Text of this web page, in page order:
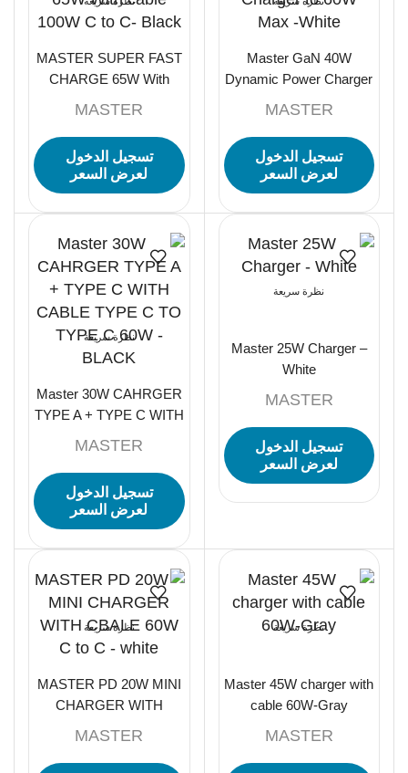
Master GaN 40W
Dynamic Power Charger
to 60W Max -White
MASTER
تسجيل الدخول
لعرض السعر
MASTER SUPER FAST
CHARGE 65W With
cable 100W C to C-
MASTER
تسجيل الدخول
لعرض السعر
نظرة سريعة
Master 25W Charger –
White
MASTER
تسجيل الدخول
لعرض السعر
نظرة سريعة
Master 30W CAHRGER
TYPE A + TYPE C WITH
MASTER
تسجيل الدخول
لعرض السعر
نظرة سريعة
Master 45W charger with
cable 60W-Gray
MASTER
نظرة سريعة
MASTER PD 20W MINI
CHARGER WITH
MASTER